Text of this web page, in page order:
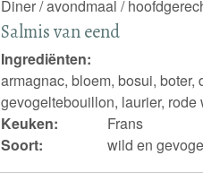
Diner / avondmaal /
Salmis van eend
Ingrediënten:
armagnac, bloem, bosui, boter,
gevogeltebouillon, laurier, rode
Keuken:
Frans
Soort:
wild en